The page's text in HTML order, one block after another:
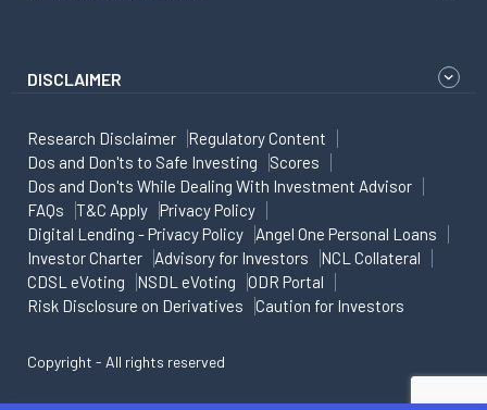
DISCLAIMER
Research Disclaimer
Regulatory Content
Dos and Don'ts to Safe Investing
Scores
Dos and Don'ts While Dealing With Investment Advisor
FAQs
T&C Apply
Privacy Policy
Digital Lending - Privacy Policy
Angel One Personal Loans
Investor Charter
Advisory for Investors
NCL Collateral
CDSL eVoting
NSDL eVoting
ODR Portal
Risk Disclosure on Derivatives
Caution for Investors
Copyright - All rights reserved